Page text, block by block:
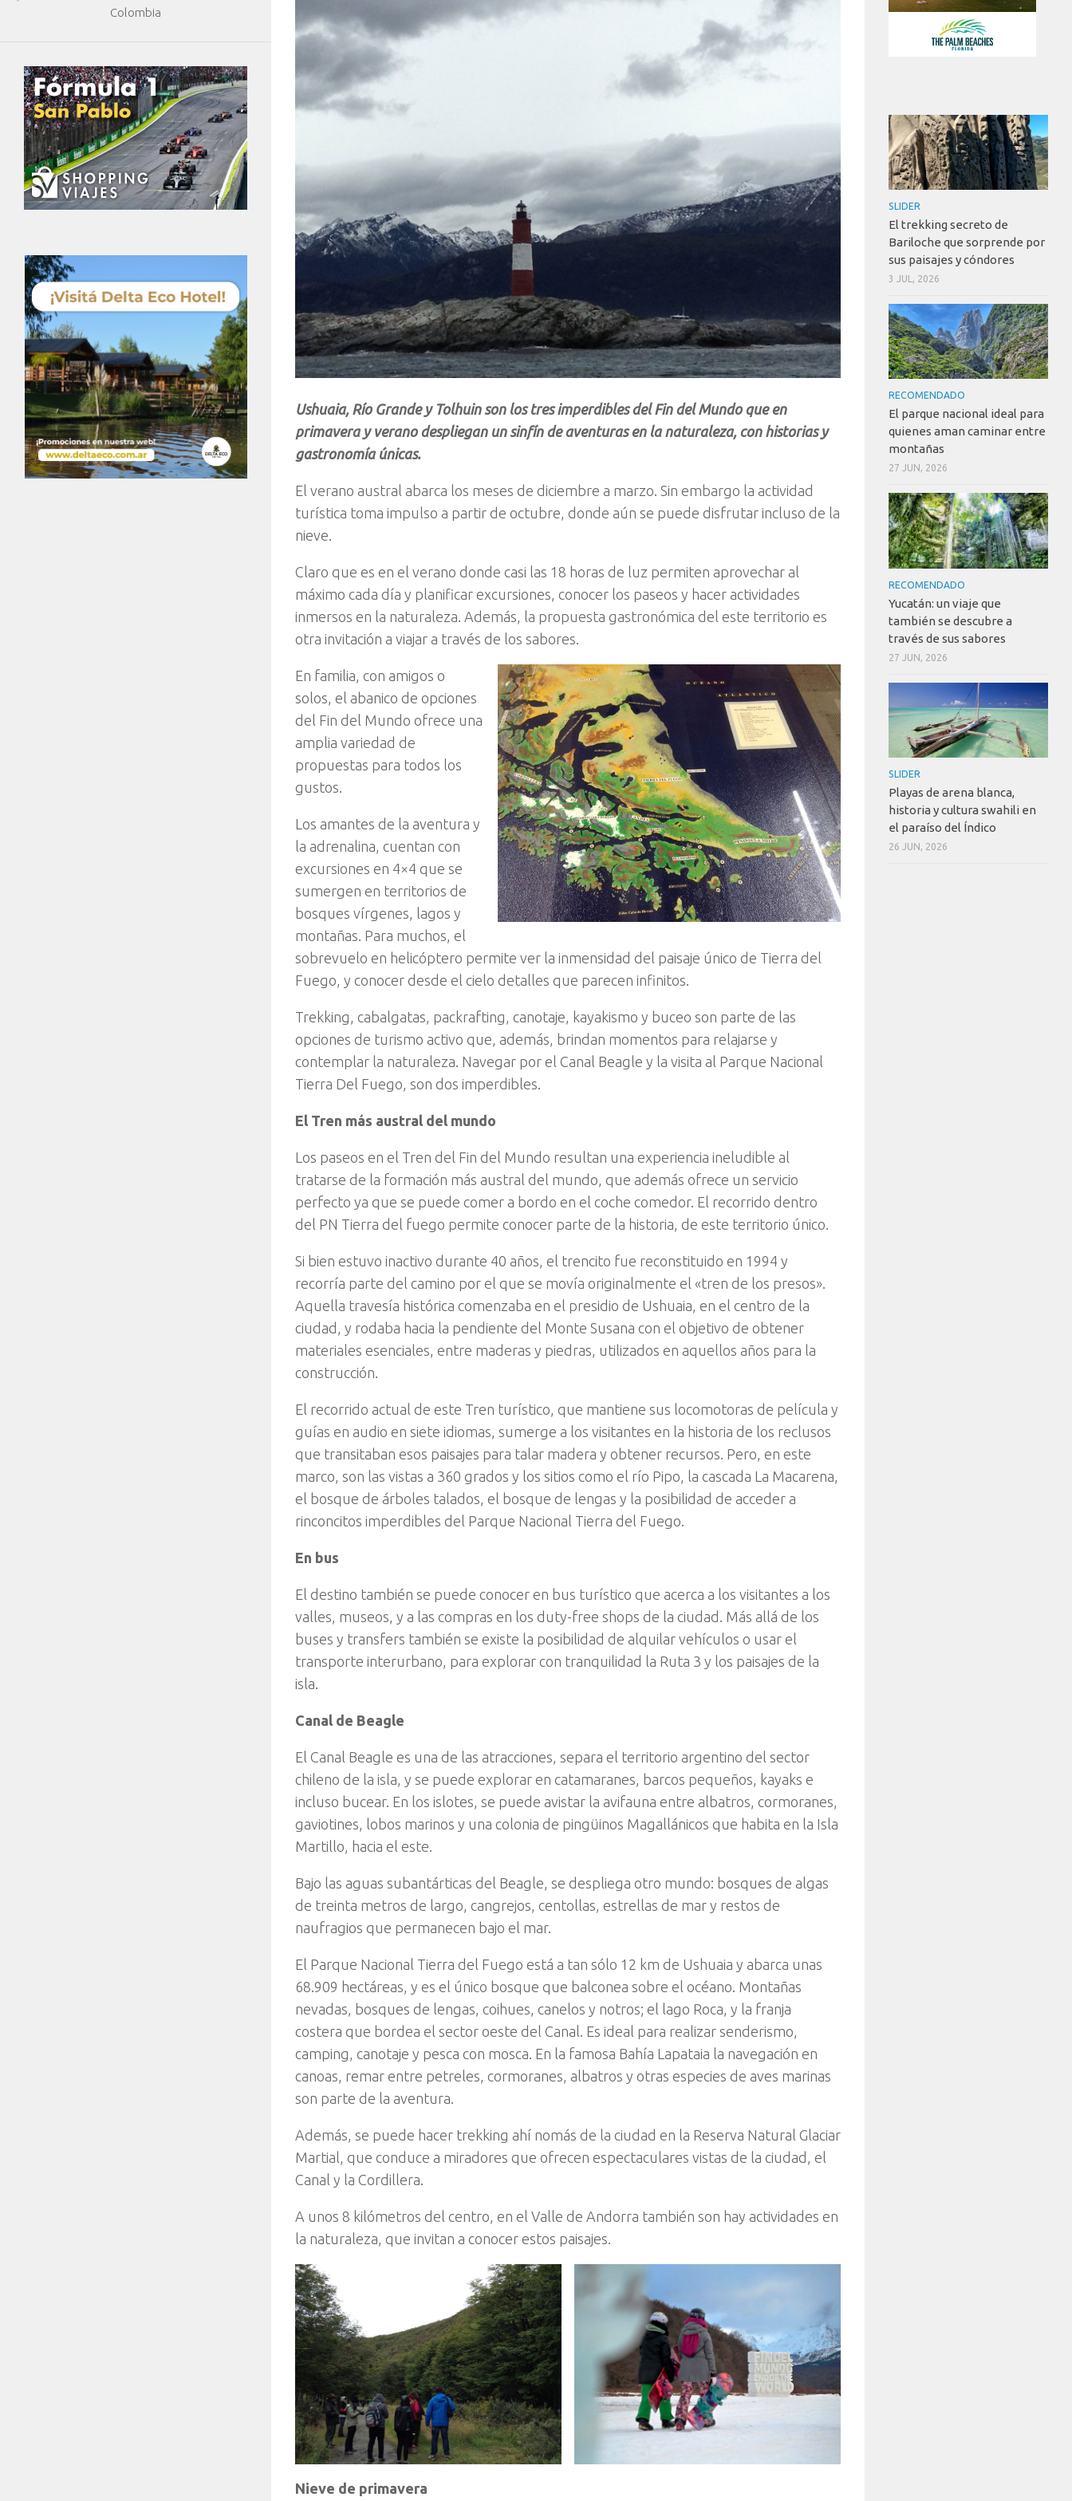
Ushuaia, Río Grande y Tolhuin son los tres imperdibles del Fin del Mundo que en
primavera y verano despliegan un sinfín de aventuras en la naturaleza, con historias y
gastronomía únicas.
El verano austral abarca los meses de diciembre a marzo. Sin embargo la actividad
turística toma impulso a partir de octubre, donde aún se puede disfrutar incluso de la
nieve.
Claro que es en el verano donde casi las 18 horas de luz permiten aprovechar al
máximo cada día y planificar excursiones, conocer los paseos y hacer actividades
inmersos en la naturaleza. Además, la propuesta gastronómica del este territorio es
otra invitación a viajar a través de los sabores.
En familia, con amigos o
solos, el abanico de opciones
del Fin del Mundo ofrece una
amplia variedad de
propuestas para todos los
gustos.
Los amantes de la aventura y
la adrenalina, cuentan con
excursiones en 4×4 que se
sumergen en territorios de
bosques vírgenes, lagos y
montañas. Para muchos, el
sobrevuelo en helicóptero permite ver la inmensidad del paisaje único de Tierra del
Fuego, y conocer desde el cielo detalles que parecen infinitos.
Trekking, cabalgatas, packrafting, canotaje, kayakismo y buceo son parte de las
opciones de turismo activo que, además, brindan momentos para relajarse y
contemplar la naturaleza. Navegar por el Canal Beagle y la visita al Parque Nacional
Tierra Del Fuego, son dos imperdibles.
El Tren más austral del mundo
Los paseos en el Tren del Fin del Mundo resultan una experiencia ineludible al
tratarse de la formación más austral del mundo, que además ofrece un servicio
perfecto ya que se puede comer a bordo en el coche comedor. El recorrido dentro
del PN Tierra del fuego permite conocer parte de la historia, de este territorio único.
Si bien estuvo inactivo durante 40 años, el trencito fue reconstituido en 1994 y
recorría parte del camino por el que se movía originalmente el «tren de los presos».
Aquella travesía histórica comenzaba en el presidio de Ushuaia, en el centro de la
ciudad, y rodaba hacia la pendiente del Monte Susana con el objetivo de obtener
materiales esenciales, entre maderas y piedras, utilizados en aquellos años para la
construcción.
El recorrido actual de este Tren turístico, que mantiene sus locomotoras de película y
guías en audio en siete idiomas, sumerge a los visitantes en la historia de los reclusos
que transitaban esos paisajes para talar madera y obtener recursos. Pero, en este
marco, son las vistas a 360 grados y los sitios como el río Pipo, la cascada La Macarena,
el bosque de árboles talados, el bosque de lengas y la posibilidad de acceder a
rinconcitos imperdibles del Parque Nacional Tierra del Fuego.
En bus
El destino también se puede conocer en bus turístico que acerca a los visitantes a los
valles, museos, y a las compras en los duty-free shops de la ciudad. Más allá de los
buses y transfers también se existe la posibilidad de alquilar vehículos o usar el
transporte interurbano, para explorar con tranquilidad la Ruta 3 y los paisajes de la
isla.
Canal de Beagle
El Canal Beagle es una de las atracciones, separa el territorio argentino del sector
chileno de la isla, y se puede explorar en catamaranes, barcos pequeños, kayaks e
incluso bucear. En los islotes, se puede avistar la avifauna entre albatros, cormoranes,
gaviotines, lobos marinos y una colonia de pingüinos Magallánicos que habita en la Isla
Martillo, hacia el este.
Bajo las aguas subantárticas del Beagle, se despliega otro mundo: bosques de algas
de treinta metros de largo, cangrejos, centollas, estrellas de mar y restos de
naufragios que permanecen bajo el mar.
El Parque Nacional Tierra del Fuego está a tan sólo 12 km de Ushuaia y abarca unas
68.909 hectáreas, y es el único bosque que balconea sobre el océano. Montañas
nevadas, bosques de lengas, coihues, canelos y notros; el lago Roca, y la franja
costera que bordea el sector oeste del Canal. Es ideal para realizar senderismo,
camping, canotaje y pesca con mosca. En la famosa Bahía Lapataia la navegación en
canoas, remar entre petreles, cormoranes, albatros y otras especies de aves marinas
son parte de la aventura.
Además, se puede hacer trekking ahí nomás de la ciudad en la Reserva Natural Glaciar
Martial, que conduce a miradores que ofrecen espectaculares vistas de la ciudad, el
Canal y la Cordillera.
A unos 8 kilómetros del centro, en el Valle de Andorra también son hay actividades en
la naturaleza, que invitan a conocer estos paisajes.
Nieve de primavera
Colombia
SLIDER
El trekking secreto de
Bariloche que sorprende por
sus paisajes y cóndores
3 JUL, 2026
RECOMENDADO
El parque nacional ideal para
quienes aman caminar entre
montañas
27 JUN, 2026
RECOMENDADO
Yucatán: un viaje que
también se descubre a
través de sus sabores
27 JUN, 2026
SLIDER
Playas de arena blanca,
historia y cultura swahili en
el paraíso del Índico
26 JUN, 2026